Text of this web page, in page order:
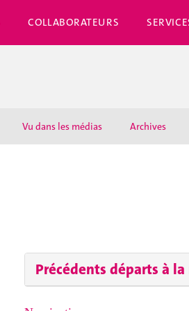
COLLABORATEURS
Vu dans les médias Archives
Précédents départs à